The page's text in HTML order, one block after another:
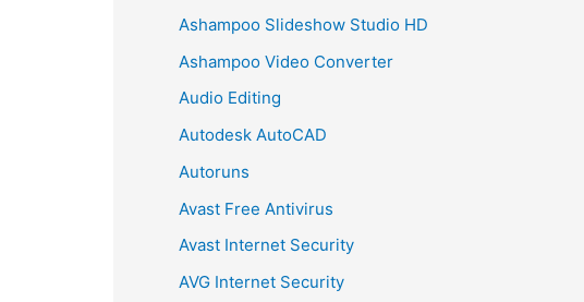
Ashampoo Slideshow Studio HD
Ashampoo Video Converter
Audio Editing
Autodesk AutoCAD
Autoruns
Avast Free Antivirus
Avast Internet Security
AVG Internet Security